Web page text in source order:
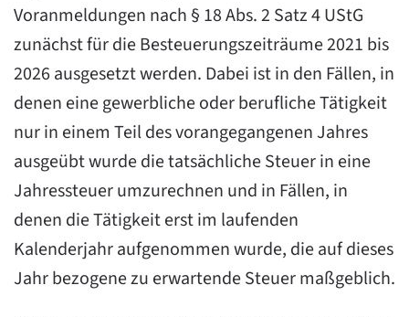
Voranmeldungen nach § 18 Abs. 2 Satz 4 UStG
zunächst für die Besteuerungszeiträume 2021 bis
2026 ausgesetzt werden. Dabei ist in den Fällen, in
denen eine gewerbliche oder berufliche Tätigkeit
nur in einem Teil des vorangegangenen Jahres
ausgeübt wurde die tatsächliche Steuer in eine
Jahressteuer umzurechnen und in Fällen, in
denen die Tätigkeit erst im laufenden
Kalenderjahr aufgenommen wurde, die auf dieses
Jahr bezogene zu erwartende Steuer maßgeblich.